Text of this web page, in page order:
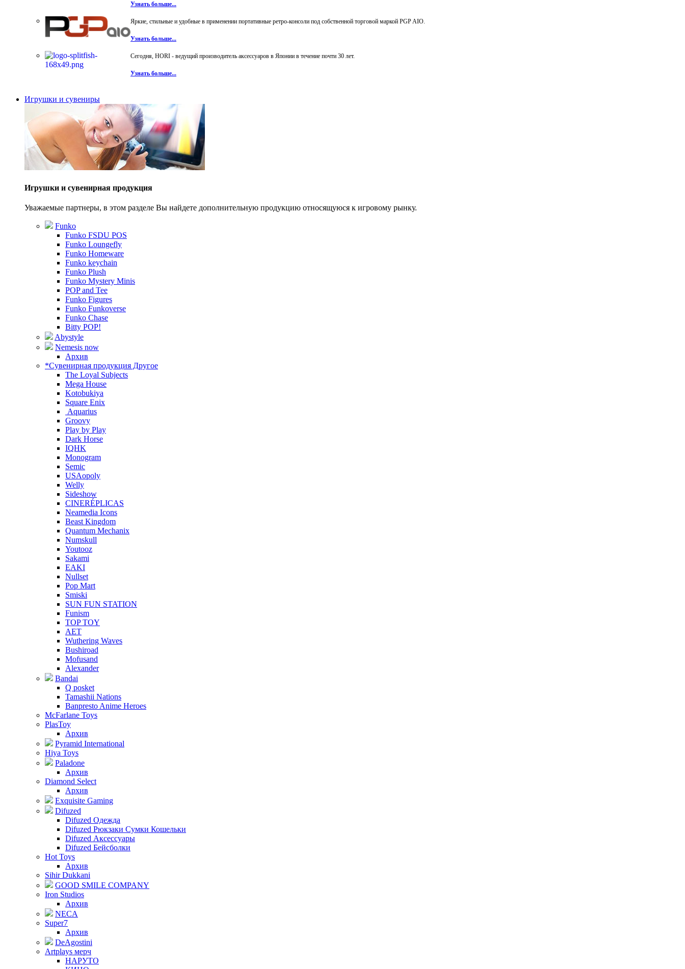
Узнать больше...
Яркие, стильные и удобные в применении портативные ретро-консоли под собственной торговой маркой PGP AIO.
Узнать больше...
Сегодня, HORI - ведущий производитель аксессуаров в Японии в течение почти 30 лет.
Узнать больше...
Игрушки и сувениры
Игрушки и сувенирная продукция
Уважаемые партнеры, в этом разделе Вы найдете дополнительную продукцию относящуюся к игровому рынку.
Funko
Funko FSDU POS
Funko Loungefly
Funko Homeware
Funko keychain
Funko Plush
Funko Mystery Minis
POP and Tee
Funko Figures
Funko Funkoverse
Funko Chase
Bitty POP!
Abystyle
Nemesis now
Архив
*Сувенирная продукция Другое
The Loyal Subjects
Mega House
Kotobukiya
Square Enix
Aquarius
Groovy
Play by Play
Dark Horse
IQHK
Monogram
Semic
USAopoly
Welly
Sideshow
CINERÉPLICAS
Neamedia Icons
Beast Kingdom
Quantum Mechanix
Numskull
Youtooz
Sakami
EAKI
Nullset
Pop Mart
Smiski
SUN FUN STATION
Funism
TOP TOY
AET
Wuthering Waves
Bushiroad
Mofusand
Alexander
Bandai
Q posket
Tamashii Nations
Banpresto Anime Heroes
McFarlane Toys
PlasToy
Архив
Pyramid International
Hiya Toys
Paladone
Архив
Diamond Select
Архив
Exquisite Gaming
Difuzed
Difuzed Одежда
Difuzed Рюкзаки Сумки Кошельки
Difuzed Аксессуары
Difuzed Бейсболки
Hot Toys
Архив
Sihir Dukkani
GOOD SMILE COMPANY
Iron Studios
Архив
NECA
Super7
Архив
DeAgostini
Artplays мерч
НАРУТО